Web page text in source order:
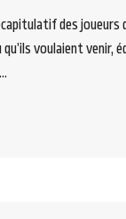
des joueurs
voulaient venir,